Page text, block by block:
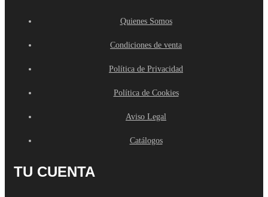
Quienes Somos
Condiciones de venta
Política de Privacidad
Política de Cookies
Aviso Legal
Catálogos
TU CUENTA